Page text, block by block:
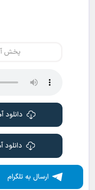
پخش
دانلود
دانلود
ارسال به تلگرام